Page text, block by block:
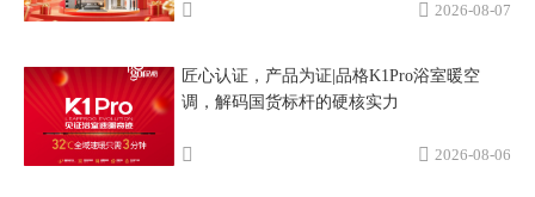
2026-08-07
匠心认证，产品为证|品格K1Pro浴室暖空
调，解码国货标杆的硬核实力
2026-08-06